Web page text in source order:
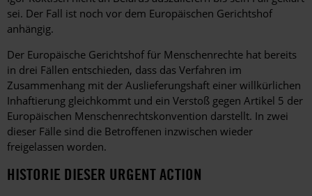
sei. Der Fall ist noch vor dem Europäischen Gerichtshof
anhängig.
Der Europäische Gerichtshof für Menschenrechte hat bereits
in drei Fällen entschieden, dass das Verfahren im
Zusammenhang mit der Auslieferungshaft einer willkürlichen
Inhaftierung gleichkommt und ein Verstoß gegen Artikel 5 der
Europäischen Menschenrechtskonvention darstellt. In zwei
dieser Fälle sind die Betroffenen inzwischen wieder
freigelassen worden.
HISTORIE DIESER URGENT ACTION